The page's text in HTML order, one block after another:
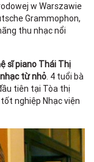
w Warszawie
Grammophon,
thu nhạc nổi
sĩ piano Thái Thị
từ nhỏ. 4 tuổi bà
tiên tại Tòa thị
nghiệp Nhạc viện